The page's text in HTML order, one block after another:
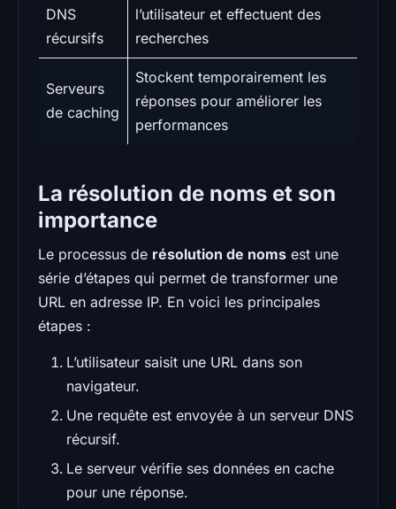
DNS
récursifs
l’utilisateur et effectuent des
recherches
Serveurs
de caching
Stockent temporairement les
réponses pour améliorer les
performances
La résolution de noms et son
importance
Le processus de résolution de noms est une
série d’étapes qui permet de transformer une
URL en adresse IP. En voici les principales
étapes :
L’utilisateur saisit une URL dans son
navigateur.
Une requête est envoyée à un serveur DNS
récursif.
Le serveur vérifie ses données en cache
pour une réponse.